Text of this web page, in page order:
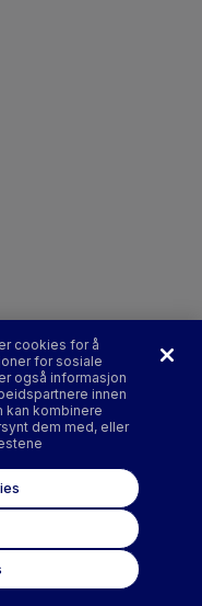
cookies for å
for sosiale
også informasjon
innen
kan kombinere
dem med, eller